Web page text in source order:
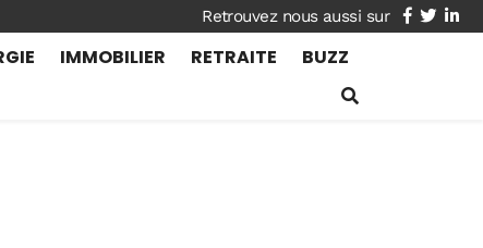
facebook
twitter
IMMOBILIER RETRAITE BUZZ